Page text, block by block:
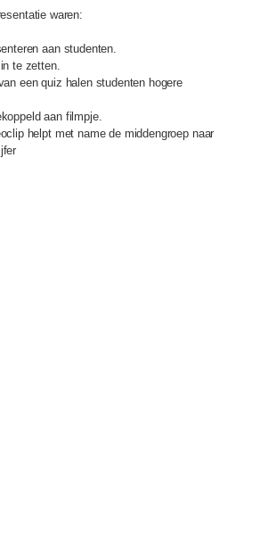
waren:
aan studenten.
te zetten.
een quiz halen studenten hogere
aan filmpje.
helpt met name de middengroep naar